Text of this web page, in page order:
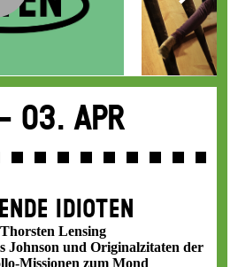
03. Apr
IDIOTEN
Lensing
Johnson und Originalzitaten der
Missionen zum Mond